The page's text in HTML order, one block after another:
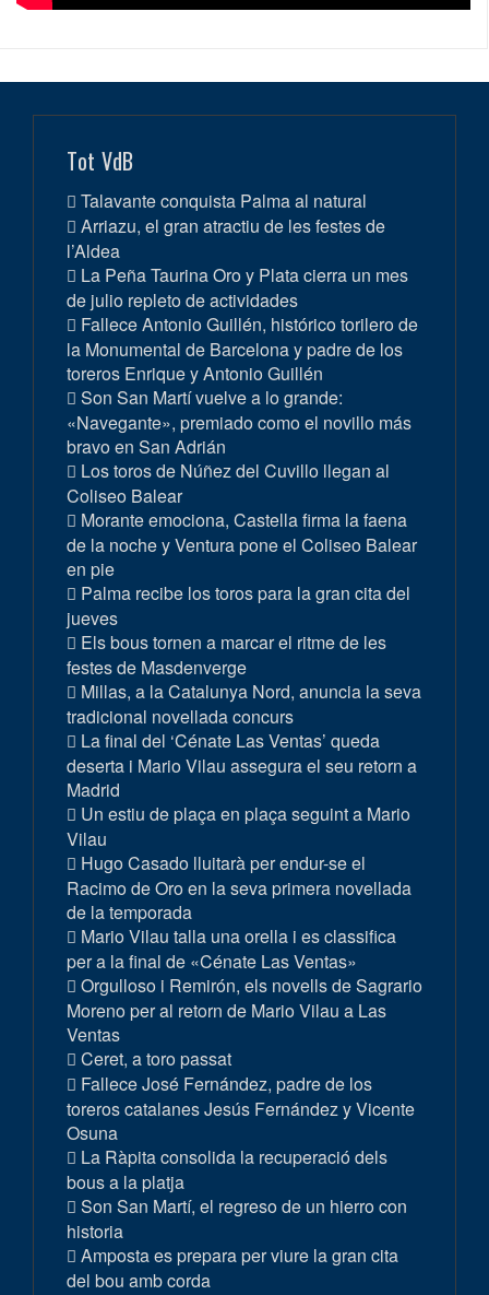
Tot VdB
Talavante conquista Palma al natural
Arriazu, el gran atractiu de les festes de
l’Aldea
La Peña Taurina Oro y Plata cierra un mes
de julio repleto de actividades
Fallece Antonio Guillén, histórico torilero de
la Monumental de Barcelona y padre de los
toreros Enrique y Antonio Guillén
Son San Martí vuelve a lo grande:
«Navegante», premiado como el novillo más
bravo en San Adrián
Los toros de Núñez del Cuvillo llegan al
Coliseo Balear
Morante emociona, Castella firma la faena
de la noche y Ventura pone el Coliseo Balear
en pie
Palma recibe los toros para la gran cita del
jueves
Els bous tornen a marcar el ritme de les
festes de Masdenverge
Millas, a la Catalunya Nord, anuncia la seva
tradicional novellada concurs
La final del ‘Cénate Las Ventas’ queda
deserta i Mario Vilau assegura el seu retorn a
Madrid
Un estiu de plaça en plaça seguint a Mario
Vilau
Hugo Casado lluitarà per endur-se el
Racimo de Oro en la seva primera novellada
de la temporada
Mario Vilau talla una orella i es classifica
per a la final de «Cénate Las Ventas»
Orgulloso i Remirón, els novells de Sagrario
Moreno per al retorn de Mario Vilau a Las
Ventas
Ceret, a toro passat
Fallece José Fernández, padre de los
toreros catalanes Jesús Fernández y Vicente
Osuna
La Ràpita consolida la recuperació dels
bous a la platja
Son San Martí, el regreso de un hierro con
historia
Amposta es prepara per viure la gran cita
del bou amb corda